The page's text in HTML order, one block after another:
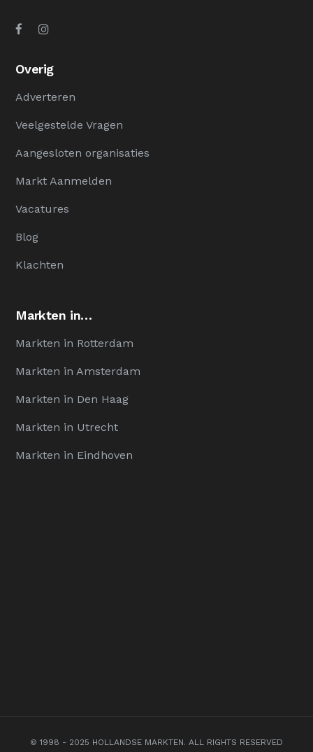
Overig
Adverteren
Veelgestelde Vragen
Aangesloten organisaties
Markt Aanmelden
Vacatures
Blog
Klachten
Markten in…
Markten in Rotterdam
Markten in Amsterdam
Markten in Den Haag
Markten in Utrecht
Markten in Eindhoven
© 1998 - 2025 HOLLANDSE MARKTEN. ALL RIGHTS RESERVED